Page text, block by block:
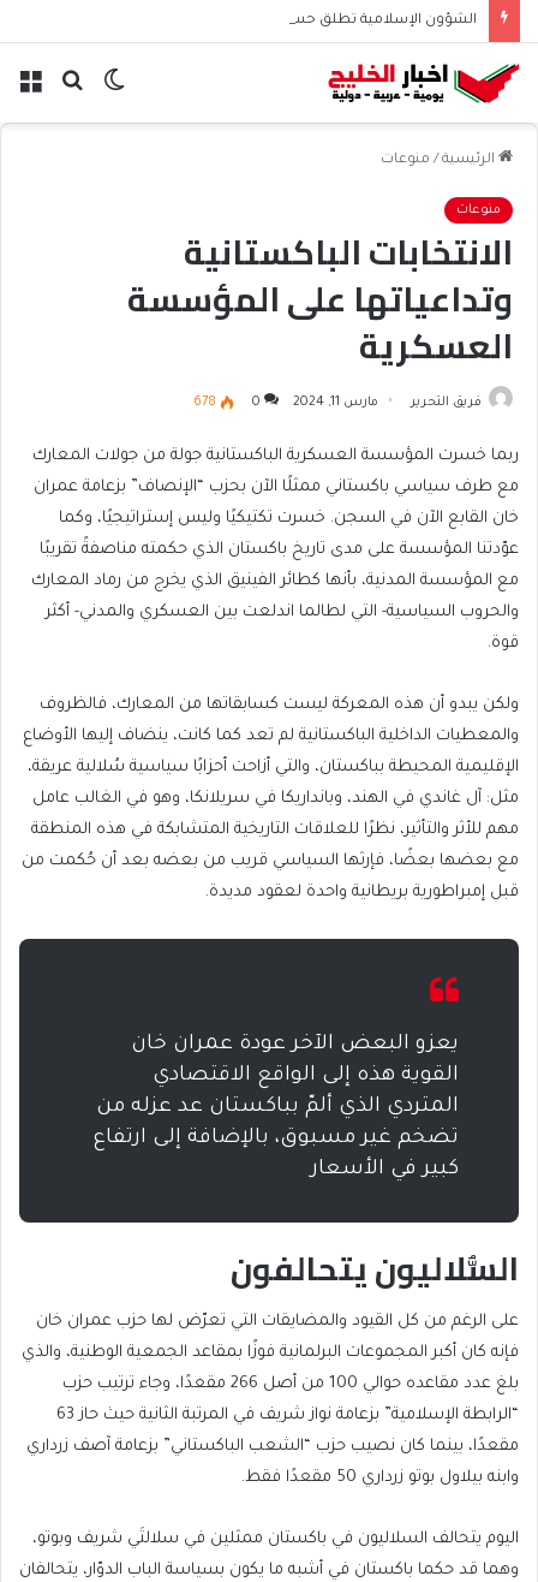
بحث الوضع
الرئيسية / منوعات
منوعات
الانتخابات الباكستانية
وتداعياتها على المؤسسة
العسكرية
فريق التحرير مارس 11, 2024 0
678
ربما خسرت المؤسسة العسكرية الباكستانية جولة من جولات المعارك
مع طرف سياسي باكستاني ممثلًا الآن بحزب “الإنصاف” بزعامة عمران
خان القابع الآن في السجن. خسرت تكتيكيًا وليس إستراتيجيًا، وكما
عوّدتنا المؤسسة على مدى تاريخ باكستان الذي حكمته مناصفةً تقريبًا
مع المؤسسة المدنية، بأنها كطائر الفينيق الذي يخرج من رماد المعارك
والحروب السياسية- التي لطالما اندلعت بين العسكري والمدني- أكثر
قوة.
ولكن يبدو أن هذه المعركة ليست كسابقاتها من المعارك، فالظروف
والمعطيات الداخلية الباكستانية لم تعد كما كانت، ينضاف إليها الأوضاع
الإقليمية المحيطة بباكستان، والتي أزاحت أحزابًا سياسية سُلالية عريقة،
مثل: آل غاندي في الهند، وبانداريكا في سريلانكا، وهو في الغالب عامل
مهم للأثر والتأثير، نظرًا للعلاقات التاريخية المتشابكة في هذه المنطقة
مع بعضها بعضًا، فإرثها السياسي قريب من بعضه بعد أن حُكمت من
قبل إمبراطورية بريطانية واحدة لعقود مديدة.
يعزو البعض الآخر عودة عمران خان
القوية هذه إلى الواقع الاقتصادي
المتردي الذي ألمّ بباكستان عد عزله من
تضخم غير مسبوق، بالإضافة إلى ارتفاع
كبير في الأسعار
السُّلاليون يتحالفون
على الرغم من كل القيود والمضايقات التي تعرّض لها حزب عمران خان
فإنه كان أكبر المجموعات البرلمانية فوزًا بمقاعد الجمعية الوطنية، والذي
بلغ عدد مقاعده حوالي 100 من أصل 266 مقعدًا، وجاء ترتيب حزب
“الرابطة الإسلامية” بزعامة نواز شريف في المرتبة الثانية حيث حاز 63
مقعدًا، بينما كان نصيب حزب “الشعب الباكستاني” بزعامة آصف زرداري
وابنه بيلاول بوتو زرداري 50 مقعدًا فقط.
اليوم يتحالف السلاليون في باكستان ممثلين في سلالتَي شريف وبوتو،
وهما قد حكما باكستان في أشبه ما يكون بسياسة الباب الدوّار، يتحالفان